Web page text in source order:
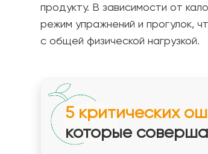
продукту. В зависимости от
режим упражнений и прогулок,
с общей физической нагрузкой.
5 критических
которые